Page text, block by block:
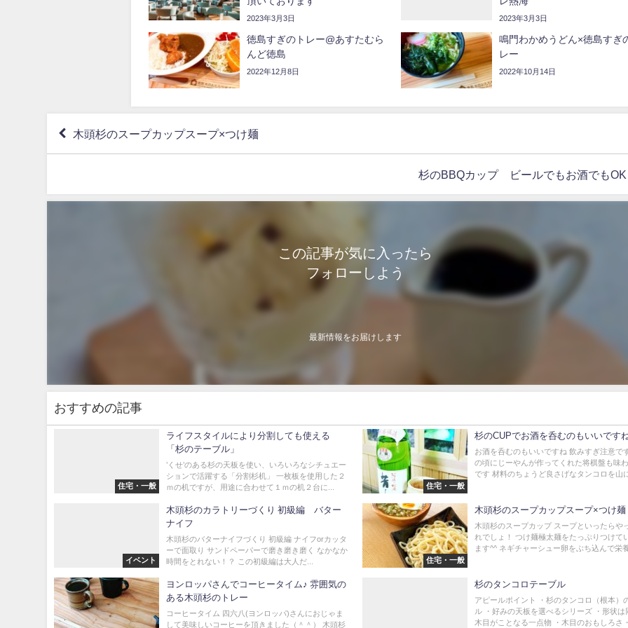
2023年3月3日 2023年3月3日
徳島すぎのトレー@あすたむら
んど徳島
2022年12月8日
鳴門わかめうどん×徳島すぎ
レー
2022年10月14日
木頭杉のスープカップスープ×つけ麺
杉のBBQカップ ビールでもお酒でもOK
この記事が気に入ったら
フォローしよう
最新情報をお届けします
おすすめの記事
住宅・一般
ライフスタイルにより分割しても使える
「杉のテーブル」
’くせ’のある杉の天板を使い、いろいろなシチュエー
ションで活躍する「分割杉机」 一枚板を使用した２
ｍの机ですが、用途に合わせて１ｍの机２台に...
住宅・一般
杉のCUPでお酒を呑むのもいいです
お酒を呑むのもいいですね 飲みすぎ注意で
の頃にじーやんが作ってくれた将棋盤も味
です 材料のちょうど良さげなタンコロを山
イベント
木頭杉のカラトリーづくり 初級編 バター
ナイフ
木頭杉のバターナイフづくり 初級編 ナイフorカッタ
ーで面取り サンドペーパーで磨き磨き磨く なかなか
時間をとれない！？ この初級編は大人だ...
住宅・一般
木頭杉のスープカップスープ×つけ麺
木頭杉のスープカップ スープといったらや
れでしょ！ つけ麺極太麺をたっぷりつけて
ます^^ ネギチャーシュー卵をぶち込んで栄
ヨンロッパさんでコーヒータイム♪ 雰囲気の
ある木頭杉のトレー
コーヒータイム 四六八(ヨンロッパ)さんにおじゃま
して美味しいコーヒーを頂きました（＾＾） 木頭杉
杉のタンコロテーブル
アピールポイント ・杉のタンコロ（根本）
ル ・好みの天板を選べるシリーズ ・形状は
木目がことなる一点物 ・木目のおもしろさ